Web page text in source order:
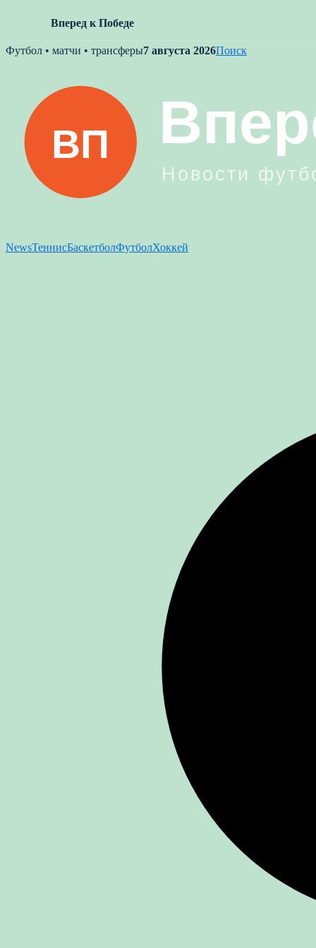
Вперед к Победе
Skip
Футбол • матчи • трансферы7 августа 2026Поиск
NewsТеннисБаскетболФутболХоккей